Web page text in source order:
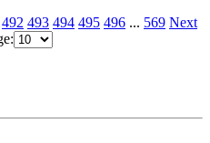
492 493 494 495 496 ... 569 Next